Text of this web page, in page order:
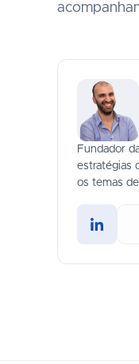
Fundador
estratégias
os temas